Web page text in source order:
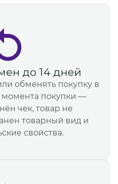
до 14 дней
обменять покупку в
момента покупки —
чек, товар не
товарный вид и
свойства.